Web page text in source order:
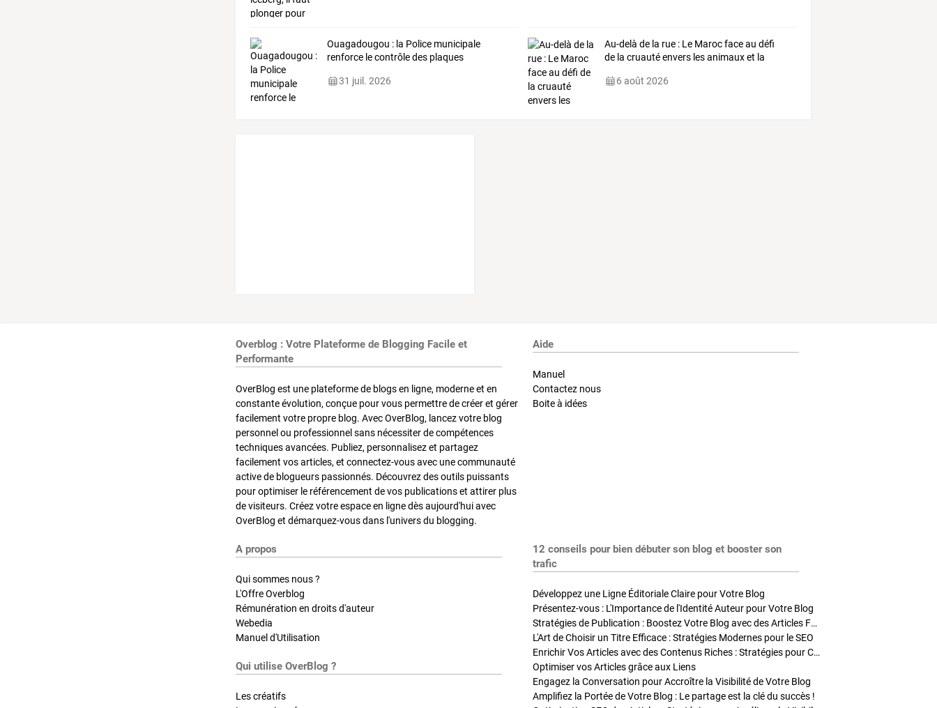
Ouagadougou :la Policemunicipale
renforcelecontrôledesplaques
31 juil. 2026
Au-delà de la rue : Le Marocfaceau défi
de la cruautéenvers lesanimauxet la
6 août 2026
Overblog : Votre Plateforme de Blogging Facile et
Performante
OverBlog est une plateforme de blogs en ligne, moderne et en
constante évolution, conçue pour vous permettre de créer et gérer
facilement votre propre blog. Avec OverBlog, lancez votre blog
personnel ou professionnel sans nécessiter de compétences
techniques avancées. Publiez, personnalisez et partagez
facilement vos articles, et connectez-vous avec une communauté
active de blogueurs passionnés. Découvrez des outils puissants
pour optimiser le référencement de vos publications et attirer plus
de visiteurs. Créez votre espace en ligne dès aujourd'hui avec
OverBlog et démarquez-vous dans l'univers du blogging.
Aide
Manuel
Contactez nous
Boite à idées
A propos
Qui sommes nous ?
L'Offre Overblog
Rémunération en droits d'auteur
Webedia
Manuel d'Utilisation
Qui utilise OverBlog ?
Les créatifs
12 conseils pour bien débuter son blog et booster son
trafic
Développez une Ligne Éditoriale Claire pour Votre Blog
Présentez-vous : L'Importance de l'Identité Auteur pour Votre Blog
Stratégies de Publication : Boostez Votre Blog avec des Articles Fréquents et Exclusifs
L'Art de Choisir un Titre Efficace : Stratégies Modernes pour le SEO
Enrichir Vos Articles avec des Contenus Riches : Stratégies pour Captiver et Optimiser
Optimiser vos Articles grâce aux Liens
Engagez la Conversation pour Accroître la Visibilité de Votre Blog
Amplifiez la Portée de Votre Blog : Le partage est la clé du succès !